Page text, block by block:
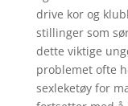
drive kor og
stillinger som
dette viktige
problemet ofte
sexleketøy for